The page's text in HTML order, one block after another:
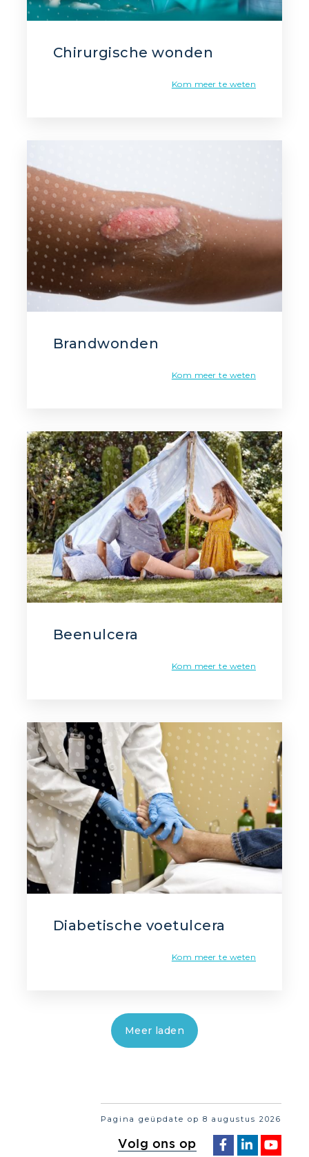
Chirurgische wonden
Kom meer te weten
Brandwonden
Kom meer te weten
Beenulcera
Kom meer te weten
Diabetische voetulcera
Kom meer te weten
Meer laden
Pagina geüpdate op 8 augustus 2026
Volg ons op